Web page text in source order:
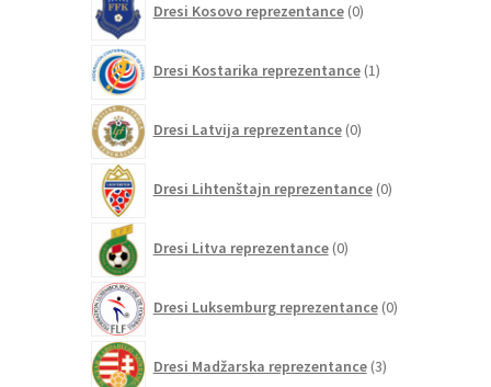
Dresi Kosovo reprezentance 0izdelkov
Dresi Kostarika reprezentance 1izdelek
Dresi Latvija reprezentance 0izdelkov
Dresi Lihtenštajn reprezentance 0izdelkov
Dresi Litva reprezentance 0izdelkov
Dresi Luksemburg reprezentance 0izdelkov
Dresi Madžarska reprezentance 3izdelki